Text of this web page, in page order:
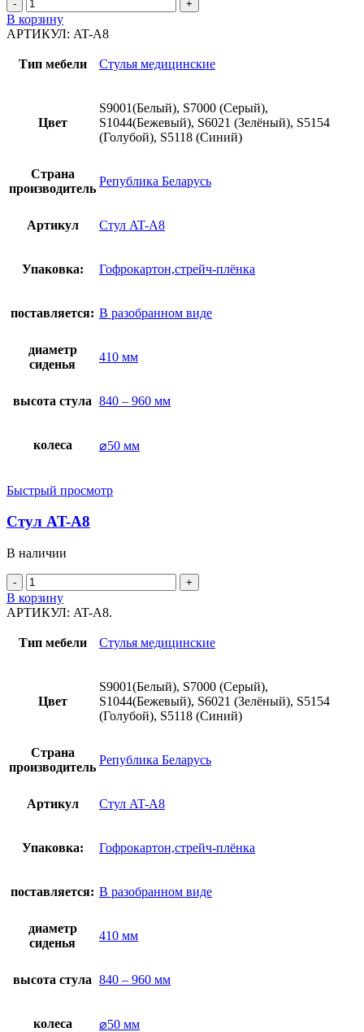
В корзину
АРТИКУЛ: AT-A8
Тип мебели Стулья медицинские
Цвет
S9001(Белый), S7000 (Серый),
S1044(Бежевый), S6021 (Зелёный), S5154
(Голубой), S5118 (Синий)
Страна
производитель
Република Беларусь
Артикул Стул AT-A8
Упаковка: Гофрокартон,стрейч-плёнка
поставляется: В разобранном виде
диаметр
сиденья
410 мм
высота стула 840 – 960 мм
колеса ⌀50 мм
Быстрый просмотр
Стул AT-A8
В наличии
В корзину
АРТИКУЛ: AT-A8.
Тип мебели Стулья медицинские
Цвет
S9001(Белый), S7000 (Серый),
S1044(Бежевый), S6021 (Зелёный), S5154
(Голубой), S5118 (Синий)
Страна
производитель
Република Беларусь
Артикул Стул AT-A8
Упаковка: Гофрокартон,стрейч-плёнка
поставляется: В разобранном виде
диаметр
сиденья
410 мм
высота стула 840 – 960 мм
колеса ⌀50 мм